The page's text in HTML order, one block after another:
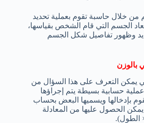
خلال حاسبة تقوم بعملية تحديد
الجسم التي قام الشخص بقياسها،
وظهور تفاصيل شكل الجسم
التعرف على هذا السؤال من
حسابية بسيطة يتم إجراؤها
بإدخالها ويسميها البعض بحساب
الحصول عليها من المعادلة
الطول).